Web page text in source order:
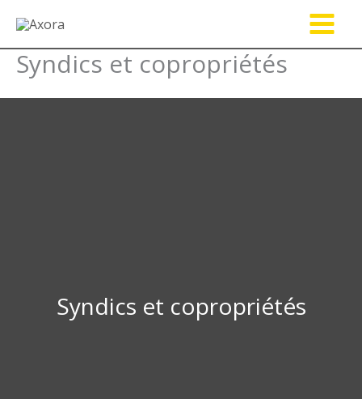
contenu
Syndics et copropriétés
Syndics et copropriétés